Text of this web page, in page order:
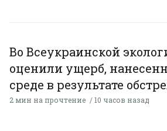
Во Всеукраинской
оценили ущерб,
среде в результате
2 мин на прочтение 10 часов назад